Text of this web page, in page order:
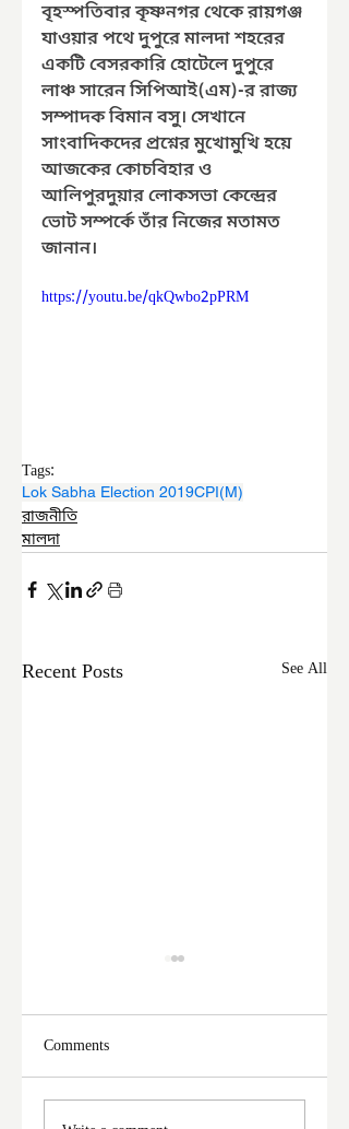
বৃহস্পতিবার কৃষ্ণনগর থেকে রায়গঞ্জ
যাওয়ার পথে দুপুরে মালদা শহরের
একটি বেসরকারি হোটেলে দুপুরে
লাঞ্চ সারেন সিপিআই(এম)-র রাজ্য
সম্পাদক বিমান বসু। সেখানে
সাংবাদিকদের প্রশ্নের মুখোমুখি হয়ে
আজকের কোচবিহার ও
আলিপুরদুয়ার লোকসভা কেন্দ্রের
ভোট সম্পর্কে তাঁর নিজের মতামত
জানান।
https://youtu.be/qkQwbo2pPRM
Tags:
Lok Sabha Election 2019CPI(M)
রাজনীতি
মালদা
Recent Posts See All
Comments